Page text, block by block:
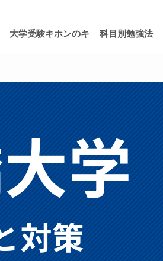
大学受験キホンのキ 科目別勉強法
学
対策